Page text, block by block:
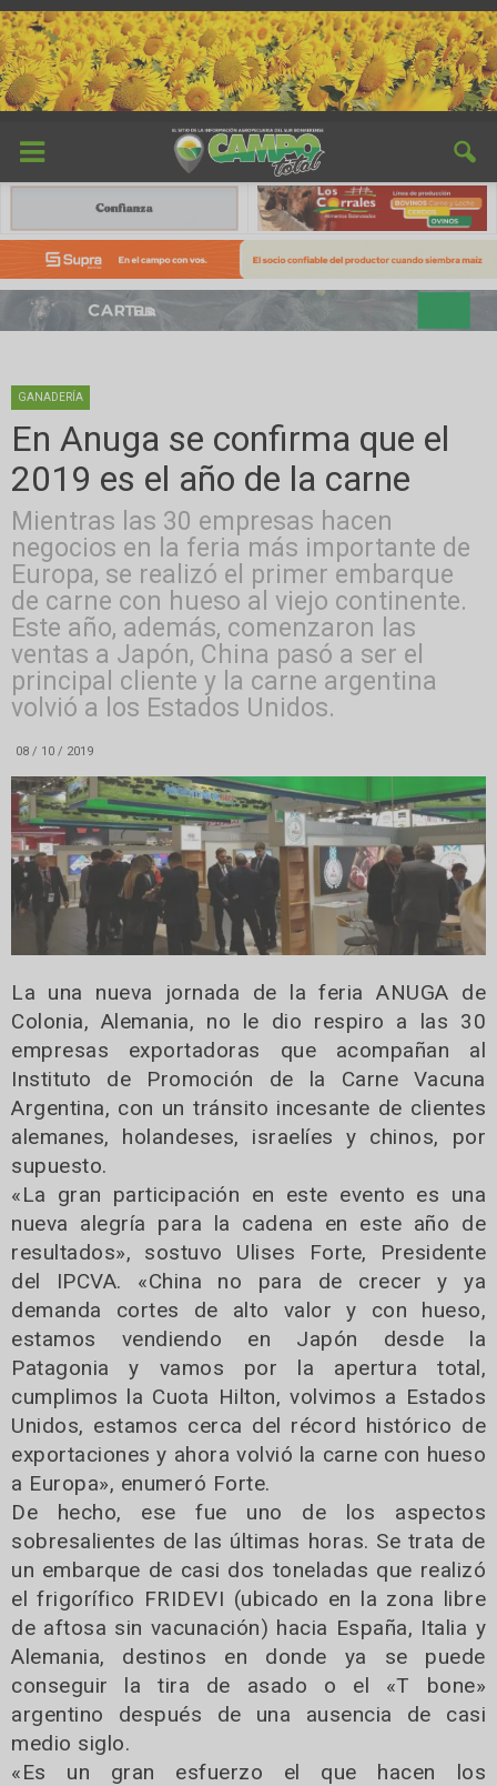
GANADERÍA
En Anuga se confirma que el
2019 es el año de la carne
Mientras las 30 empresas hacen
negocios en la feria más importante de
Europa, se realizó el primer embarque
de carne con hueso al viejo continente.
Este año, además, comenzaron las
ventas a Japón, China pasó a ser el
principal cliente y la carne argentina
volvió a los Estados Unidos.
08 / 10 / 2019
La una nueva jornada de la feria ANUGA de
Colonia, Alemania, no le dio respiro a las 30
empresas exportadoras que acompañan al
Instituto de Promoción de la Carne Vacuna
Argentina, con un tránsito incesante de clientes
alemanes, holandeses, israelíes y chinos, por
supuesto.
«La gran participación en este evento es una
nueva alegría para la cadena en este año de
resultados», sostuvo Ulises Forte, Presidente
del IPCVA. «China no para de crecer y ya
demanda cortes de alto valor y con hueso,
estamos vendiendo en Japón desde la
Patagonia y vamos por la apertura total,
cumplimos la Cuota Hilton, volvimos a Estados
Unidos, estamos cerca del récord histórico de
exportaciones y ahora volvió la carne con hueso
a Europa», enumeró Forte.
De hecho, ese fue uno de los aspectos
sobresalientes de las últimas horas. Se trata de
un embarque de casi dos toneladas que realizó
el frigorífico FRIDEVI (ubicado en la zona libre
de aftosa sin vacunación) hacia España, Italia y
Alemania, destinos en donde ya se puede
conseguir la tira de asado o el «T bone»
argentino después de una ausencia de casi
medio siglo.
«Es un gran esfuerzo el que hacen los